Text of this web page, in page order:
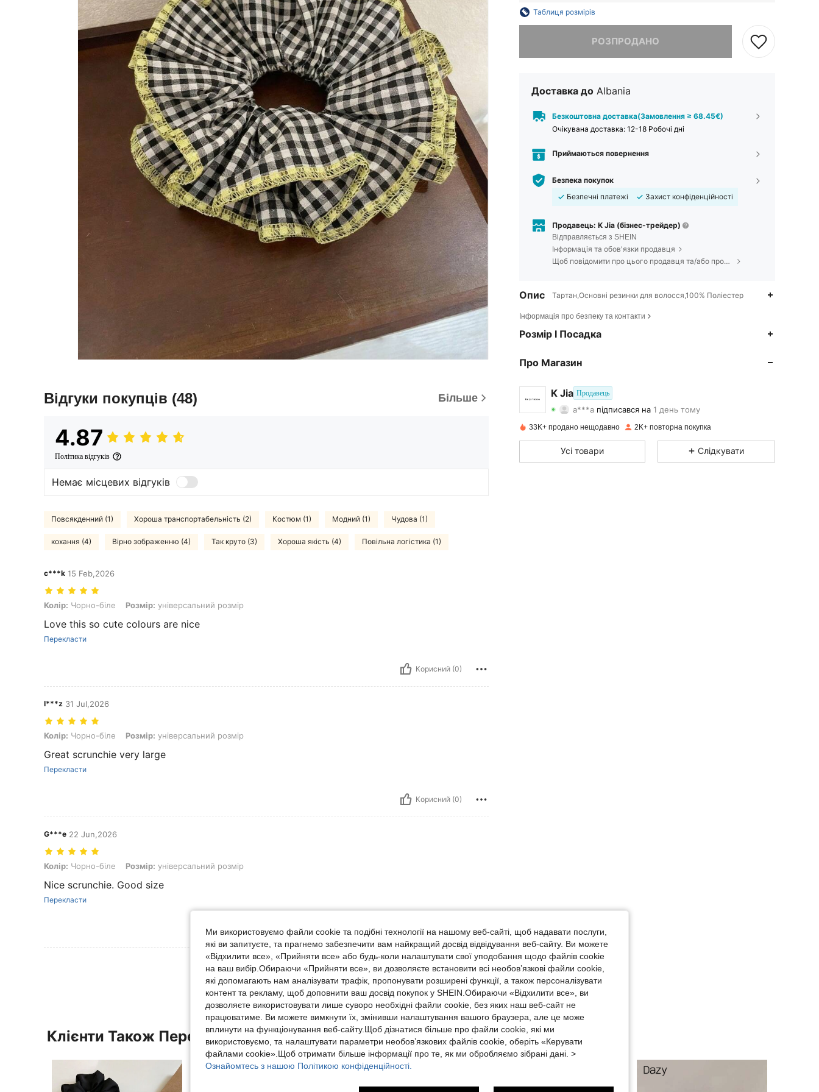
Відгуки покупців (48) Більше
4.87
Політика відгуків
Немає місцевих відгуків
Повсякденний (1) Хороша транспортабельність (2) Костюм (1) Модний (1) Чудова (1)
кохання (4) Вірно зображенню (4) Так круто (3) Хороша якість (4) Повільна логістика (1)
c***k 15 Feb,2026
Колір: Чорно-біле, Розмір: універсальний розмір
Колір: Чорно-біле Розмір: універсальний розмір
Love this so cute colours are nice
Перекласти
Корисний (0)
I***z 31 Jul,2026
Колір: Чорно-біле, Розмір: універсальний розмір
Колір: Чорно-біле Розмір: універсальний розмір
Great scrunchie very large
Перекласти
Корисний (0)
G***e 22 Jun,2026
Колір: Чорно-біле, Розмір: універсальний розмір
Колір: Чорно-біле Розмір: універсальний розмір
Nice scrunchie. Good size
Перекласти
Корисний (0)
Переглянути Більше Відгуків
Таблиця розмірів
РОЗПРОДАНО
На жаль, товар розпродано.
Доставка до Albania
Безкоштовна доставка(Замовлення ≥ 68.45€)
Очікувана доставка: 12-18 Робочі дні
Приймаються повернення
Безпека покупок
Безпечні платежі
Захист конфіденційності
Продавець: K Jia (бізнес-трейдер)
Відправляється з SHEIN
Інформація та обов'язки продавця
Щоб повідомити про цього продавця та/або продукт
Опис Тартан,Основні резинки для волосся,100% Поліестер
Інформація про безпеку та контакти
Розмір І Посадка
Про Магазин
K Jia Продавець
a***aпідписався на
4.84 Рейтинг 19Товари 231Підписники
4.84 19 231
33K+ продано нещодавно 2K+ повторна покупка
Усі товари Слідкувати
Клієнти Також Переглядали
Ми використовуємо файли cookie та подібні технології на нашому веб-сайті, щоб надавати послуги,
які ви запитуєте, та прагнемо забезпечити вам найкращий досвід відвідування веб-сайту. Ви можете
«Відхилити все», «Прийняти все» або будь-коли налаштувати свої уподобання щодо файлів cookie
на ваш вибір.Обираючи «Прийняти все», ви дозволяєте встановити всі необов’язкові файли cookie,
які допомагають нам аналізувати трафік, пропонувати розширені функції, а також персоналізувати
контент та рекламу, щоб доповнити ваш досвід покупок у SHEIN.Обираючи «Відхилити все», ви
дозволяєте використовувати лише суворо необхідні файли cookie, без яких наш веб-сайт не
працюватиме. Ви можете вимкнути їх, змінивши налаштування вашого браузера, але це може
вплинути на функціонування веб-сайту.Щоб дізнатися більше про файли cookie, які ми
використовуємо, та налаштувати параметри необов’язкових файлів cookie, оберіть «Керувати
файлами cookie».Щоб отримати більше інформації про те, як ми обробляємо зібрані дані. >
Ознайомтесь з нашою Політикою конфіденційності.